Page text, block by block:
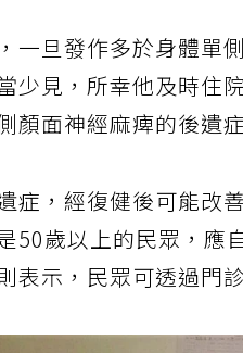
一旦發作多於身體單
少見，所幸他及時住
顏面神經麻痺的後遺
症，經復健後可能改
50歲以上的民眾，應
表示，民眾可透過門